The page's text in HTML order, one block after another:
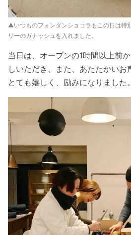
▲いつものフォンダンショコラもこの日は特
リーのガナッシュを入れました。
当日は、オープンの1時間以上前
しいただき、また、あたたかいお
とても嬉しく、励みになりました。